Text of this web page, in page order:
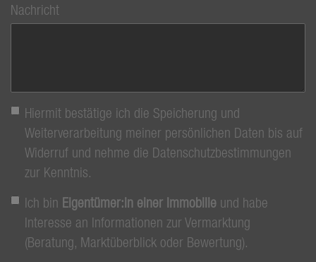
Nachricht
Hiermit bestätige ich die Speicherung und
Weiterverarbeitung meiner persönlichen Daten bis auf
Widerruf und nehme die Datenschutzbestimmungen
zur Kenntnis.
Ich bin Eigentümer:in einer Immobilie und habe
Interesse an Informationen zur Vermarktung
(Beratung, Marktüberblick oder Bewertung).